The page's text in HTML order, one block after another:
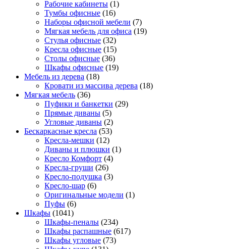
Рабочие кабинеты (1)
Тумбы офисные (16)
Наборы офисной мебели (7)
Мягкая мебель для офиса (19)
Стулья офисные (32)
Кресла офисные (15)
Столы офисные (36)
Шкафы офисные (19)
Мебель из дерева (18)
Кровати из массива дерева (18)
Мягкая мебель (36)
Пуфики и банкетки (29)
Прямые диваны (5)
Угловые диваны (2)
Бескаркасные кресла (53)
Кресла-мешки (12)
Диваны и плюшки (1)
Кресло Комфорт (4)
Кресла-груши (26)
Кресло-подушка (3)
Кресло-шар (6)
Оригинальные модели (1)
Пуфы (6)
Шкафы (1041)
Шкафы-пеналы (234)
Шкафы распашные (617)
Шкафы угловые (73)